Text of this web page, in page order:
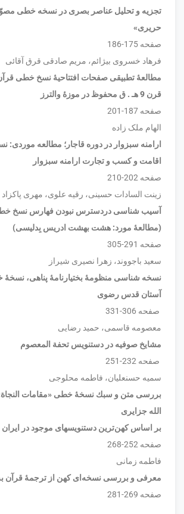
تجزیه و تحلیل عناصر بصری در نسخه خطی
حریری»
صفحه 175-186
فرهاد خسروی بیژائم، مریم صادقی قرق آقائی
مطالعۀ تطبیقی صفحات افتتاحیۀ نسخ خطی
قرن 9 هـ . ق محفوظ در موزۀ والترز
صفحه 187-201
الهام ملک زاده
ارامنه سبزوار در دوره قاجار؛ مطالعه موردی:
اقامت و کسب و تجارت ارامنه سبزوار
صفحه 202-210
زینت السادات حسینی، رقیه علوی، مهری پاکزاد
آسیب شناسی دردسترس نبودن فهارس نسخ
(مطالعۀ مورد: هشت بهشت ادریس بِدلیسی)
صفحه 291-305
سعید باجووند، زهرا نصیری شیراز
نسخه شناسی منظومۀ بختیارنامۀ پناهی، نسخۀ
آستان قدس رضوی
صفحه 306-331
معصومه قاسمی، حمید رضایی
مشایخ صوفیه در دستنویس تحفة المعصوم
صفحه 232-251
سمیه حسنعلیان، فاطمه محلوجی
بررسی متن و سبك نسخۀ خطی «مقامات
الله جزايری
بر اساس كهن‌ترين دستنويسهای موجود در ايران
صفحه 252-268
فاطمه زمانی
معرفی و بررسی نسخه‌ای کهن از ترجمۀ قرآن
صفحه 269-281